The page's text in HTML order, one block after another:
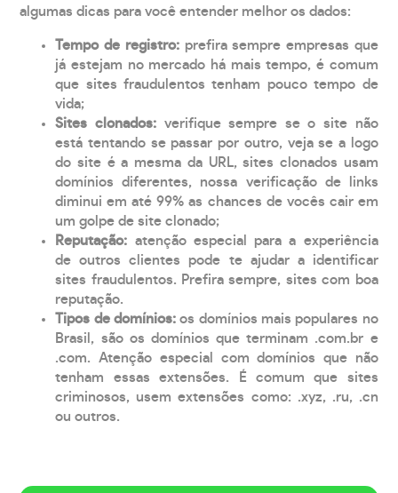
algumas dicas para você entender melhor os dados:
Tempo de registro: prefira sempre empresas que
já estejam no mercado há mais tempo, é comum
que sites fraudulentos tenham pouco tempo de
vida;
Sites clonados: verifique sempre se o site não
está tentando se passar por outro, veja se a logo
do site é a mesma da URL, sites clonados usam
domínios diferentes, nossa verificação de links
diminui em até 99% as chances de vocês cair em
um golpe de site clonado;
Reputação: atenção especial para a experiência
de outros clientes pode te ajudar a identificar
sites fraudulentos. Prefira sempre, sites com boa
reputação.
Tipos de domínios:os domínios mais populares no
Brasil, são os domínios que terminam .com.br e
.com. Atenção especial com domínios que não
tenham essas extensões. É comum que sites
criminosos, usem extensões como: .xyz, .ru, .cn
ou outros.